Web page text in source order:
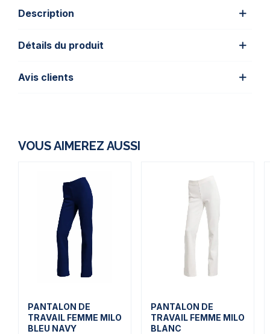
Description
Détails du produit
Avis clients
VOUS AIMEREZ AUSSI
PANTALON DE
TRAVAIL FEMME MILO
BLEU NAVY
PANTALON DE
TRAVAIL FEMME MILO
BLANC